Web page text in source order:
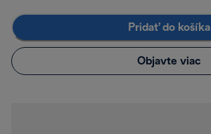
Pridať do košíka
Objavte viac